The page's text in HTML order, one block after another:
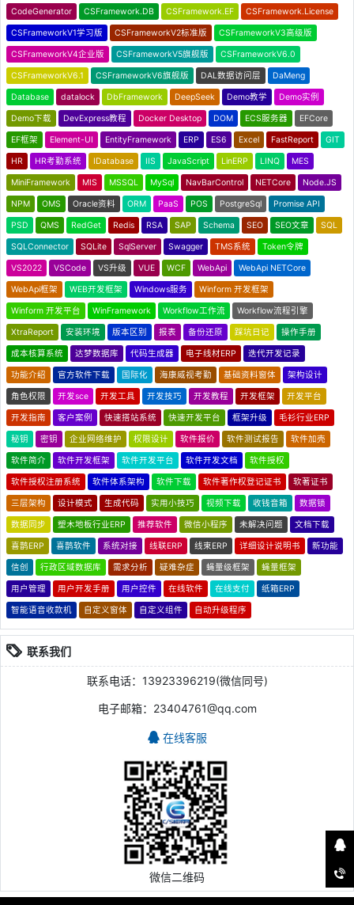
CodeGenerator CSFramework.DB CSFramework.EF CSFramework.License
CSFrameworkV1学习版 CSFrameworkV2标准版 CSFrameworkV3高级版
CSFrameworkV4企业版 CSFrameworkV5旗舰版 CSFrameworkV6.0
CSFrameworkV6.1 CSFrameworkV6旗舰版 DAL数据访问层 DaMeng
Database datalock DbFramework DeepSeek Demo教学 Demo实例
Demo下载 DevExpress教程 Docker Desktop DOM ECS服务器 EFCore
EF框架 Element-UI EntityFramework ERP ES6 Excel FastReport GIT
HR HR考勤系统 IDatabase IIS JavaScript LinERP LINQ MES
MiniFramework MIS MSSQL MySql NavBarControl NETCore Node.JS
NPM OMS Oracle资料 ORM PaaS POS PostgreSql Promise API
PSD QMS RedGet Redis RSA SAP Schema SEO SEO文章 SQL
SQLConnector SQLite SqlServer Swagger TMS系统 Token令牌
VS2022 VSCode VS升级 VUE WCF WebApi WebApi NETCore
WebApi框架 WEB开发框架 Windows服务 Winform 开发框架
Winform 开发平台 WinFramework Workflow工作流 Workflow流程引擎
XtraReport 安装环境 版本区别 报表 备份还原 踩坑日记 操作手册
成本核算系统 达梦数据库 代码生成器 电子线材ERP 迭代开发记录
功能介绍 官方软件下载 国际化 海康威视考勤 基础资料窗体 架构设计
角色权限 开发sce 开发工具 开发技巧 开发教程 开发框架 开发平台
开发指南 客户案例 快速搭站系统 快速开发平台 框架升级 毛衫行业ERP
秘钥 密钥 企业网络维护 权限设计 软件报价 软件测试报告 软件加壳
软件简介 软件开发框架 软件开发平台 软件开发文档 软件授权
软件授权注册系统 软件体系架构 软件下载 软件著作权登记证书 软著证书
三层架构 设计模式 生成代码 实用小技巧 视频下载 收钱音箱 数据锁
数据同步 塑木地板行业ERP 推荐软件 微信小程序 未解决问题 文档下载
喜鹊ERP 喜鹊软件 系统对接 线联ERP 线束ERP 详细设计说明书 新功能
信创 行政区域数据库 需求分析 疑难杂症 蝇量级框架 蝇量框架
用户管理 用户开发手册 用户控件 在线软件 在线支付 纸箱ERP
智能语音收款机 自定义窗体 自定义组件 自动升级程序
联系我们
联系电话：13923396219(微信同号)
电子邮箱：23404761@qq.com
在线客服
微信二维码